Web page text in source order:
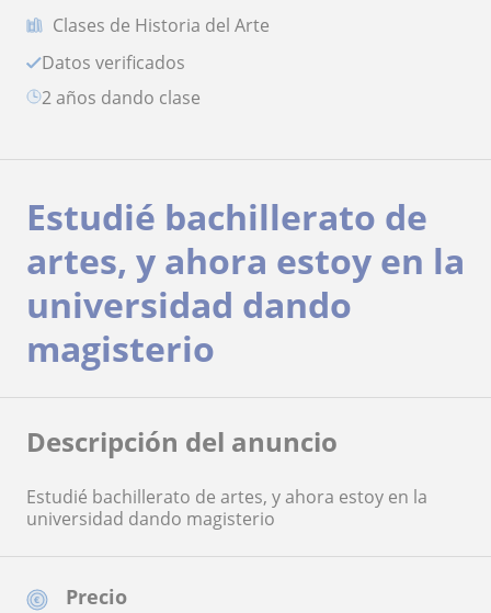
Clases de Historia del Arte
Datos verificados
2 años dando clase
Precio
Estudié bachillerato de
artes, y ahora estoy en la
universidad dando
magisterio
Descripción del anuncio
Estudié bachillerato de artes, y ahora estoy en la
universidad dando magisterio